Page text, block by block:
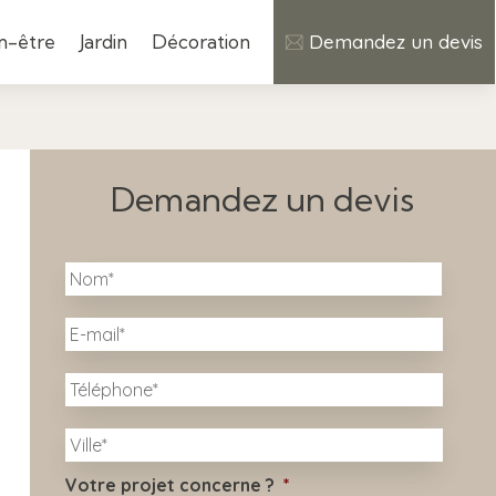
être Jardin Décoration Demandez un devis
Demandez un devis
N
o
m
*
Nom
E
-
a
i
l
*
T
é
é
p
h
V
Votre projet concerne ? *